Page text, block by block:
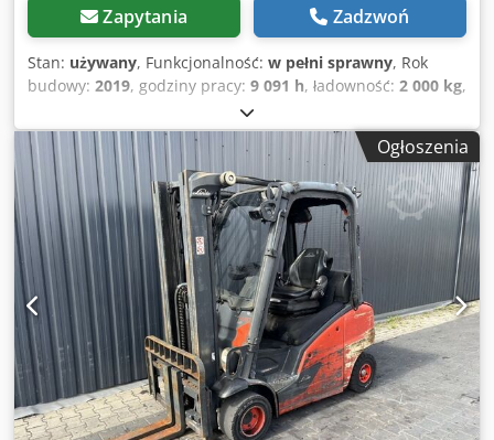
Zapytania Zadzwoń
Stan: używany, Funkcjonalność: w pełni sprawny, Rok
budowy: 2019, godziny pracy: 9 091 h, ładowność: 2 000 kg,
4 625 mm
podnoszenia:1 519 mm, rodzaj paliwa:gaz, typ masztu:
triplex, wysokość konstrukcyjna: 2 121 mm , typ napędu:
Treibgas , Wózek widłowy na gaz płynny Klasa ISO: Klasa
ISO 2 = 1.000 - 2.500 kg Cedezri U Sepfx Aqqorf Typ
masztu: Triplex Stan: Gotowy do pracy i w pełni sprawny
Stan techniczny: dobry Opis: Połówka kabiny Przesuw
boczny, 3. zawór, ogrzewanie,
Ogłoszenia